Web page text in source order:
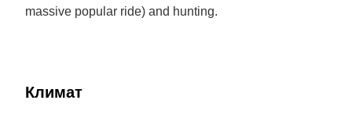
massive popular ride) and hunting.
Климат